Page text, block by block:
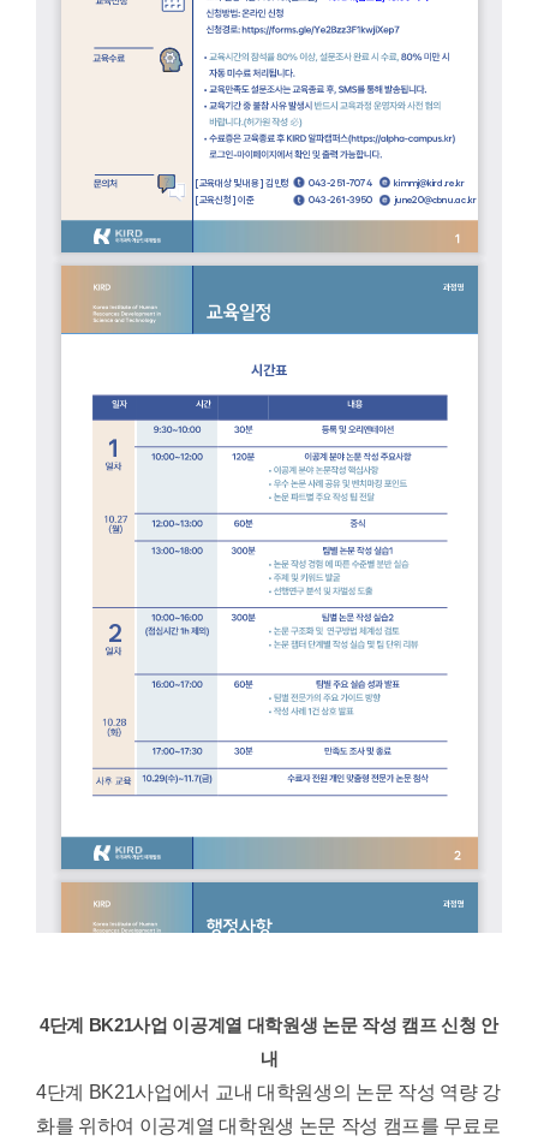
4단계 BK21사업 이공계열 대학원생 논문 작성 캠프 신청 안
내
4단계 BK21사업에서 교내 대학원생의 논문 작성 역량 강
화를 위하여 이공계열 대학원생 논문 작성 캠프를 무료로